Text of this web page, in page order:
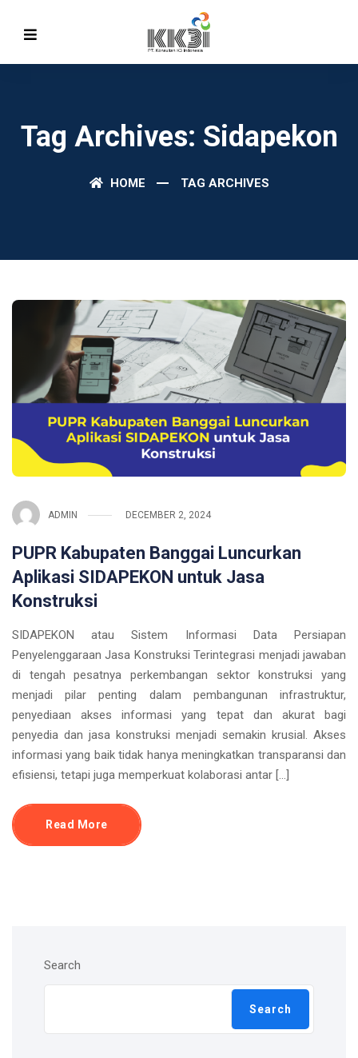
Tag Archives: Sidapekon
HOME TAG ARCHIVES
ADMIN DECEMBER 2, 2024
PUPR Kabupaten Banggai Luncurkan
Aplikasi SIDAPEKON untuk Jasa
Konstruksi
SIDAPEKON atau Sistem Informasi Data Persiapan
Penyelenggaraan Jasa Konstruksi Terintegrasi menjadi jawaban
di tengah pesatnya perkembangan sektor konstruksi yang
menjadi pilar penting dalam pembangunan infrastruktur,
penyediaan akses informasi yang tepat dan akurat bagi
penyedia dan jasa konstruksi menjadi semakin krusial. Akses
informasi yang baik tidak hanya meningkatkan transparansi dan
efisiensi, tetapi juga memperkuat kolaborasi antar […]
Read More
Search
Search